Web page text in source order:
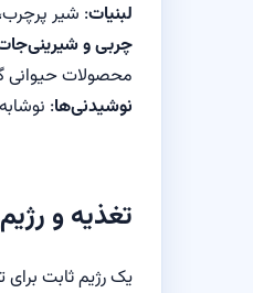
لبنیات: شیر
چربی و
محصولات حیوانی
نوشیدنی‌ها:
تغذیه و
یک رژیم ثابت برای